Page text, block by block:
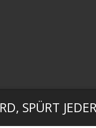
SPÜRT